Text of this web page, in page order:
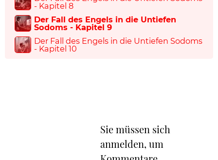
- Kapitel 8
Der Fall des Engels in die Untiefen
Sodoms - Kapitel 9
Der Fall des Engels in die Untiefen Sodoms
- Kapitel 10
Sie müssen sich
anmelden, um